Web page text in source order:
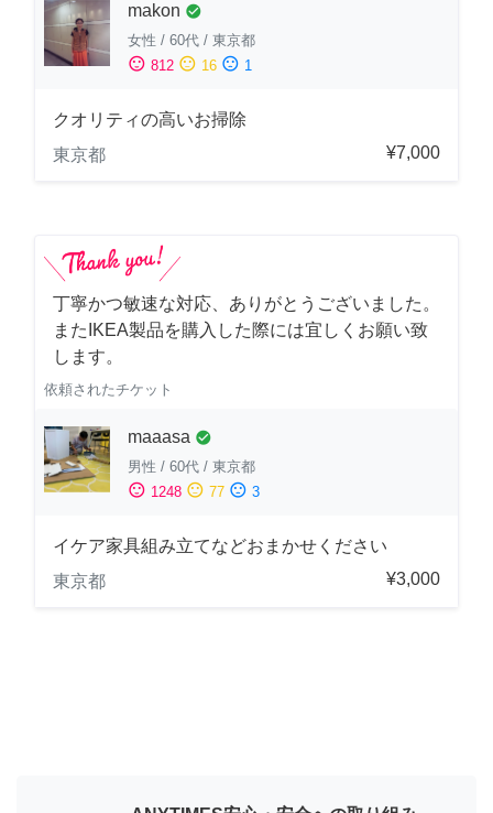
makon check_circle
女性 / 60代 / 東京都
sentiment_satisfied 812 sentiment_neutral 16 sentiment_dissatisfied 1
クオリティの高いお掃除
東京都
¥7,000
丁寧かつ敏速な対応、ありがとうございました。
またIKEA製品を購入した際には宜しくお願い致
します。
依頼されたチケット
maaasa check_circle
男性 / 60代 / 東京都
sentiment_satisfied 1248 sentiment_neutral 77 sentiment_dissatisfied 3
イケア家具組み立てなどおまかせください
東京都
¥3,000